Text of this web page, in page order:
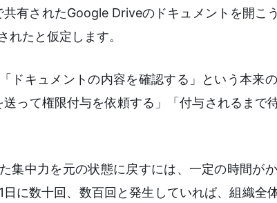
有されたGoogle Driveのドキュメントを開こ
れたと仮定します。
ドキュメントの内容を確認する」という本来
って権限付与を依頼する」「付与されるまで
集中力を元の状態に戻すには、一定の時間が
に数十回、数百回と発生していれば、組織全